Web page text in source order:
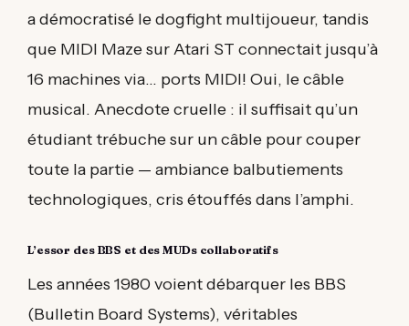
a démocratisé le dogfight multijoueur, tandis
que MIDI Maze sur Atari ST connectait jusqu’à
16 machines via… ports MIDI! Oui, le câble
musical. Anecdote cruelle : il suffisait qu’un
étudiant trébuche sur un câble pour couper
toute la partie — ambiance balbutiements
technologiques, cris étouffés dans l’amphi.
L’essor des BBS et des MUDs collaboratifs
Les années 1980 voient débarquer les BBS
(Bulletin Board Systems), véritables